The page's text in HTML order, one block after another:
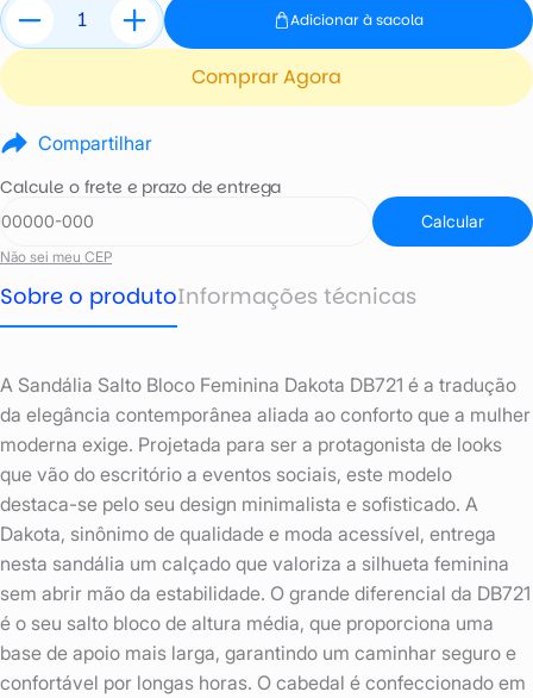
Adicionar à sacola
Comprar Agora
Compartilhar
Calcule o frete e prazo de entrega
Calcular
Não sei meu CEP
Sobre o produtoInformações técnicas
A Sandália Salto Bloco Feminina Dakota DB721 é a tradução
da elegância contemporânea aliada ao conforto que a mulher
moderna exige. Projetada para ser a protagonista de looks
que vão do escritório a eventos sociais, este modelo
destaca-se pelo seu design minimalista e sofisticado. A
Dakota, sinônimo de qualidade e moda acessível, entrega
nesta sandália um calçado que valoriza a silhueta feminina
sem abrir mão da estabilidade. O grande diferencial da DB721
é o seu salto bloco de altura média, que proporciona uma
base de apoio mais larga, garantindo um caminhar seguro e
confortável por longas horas. O cabedal é confeccionado em